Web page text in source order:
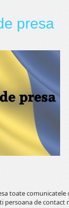
presa
toate
persoana de